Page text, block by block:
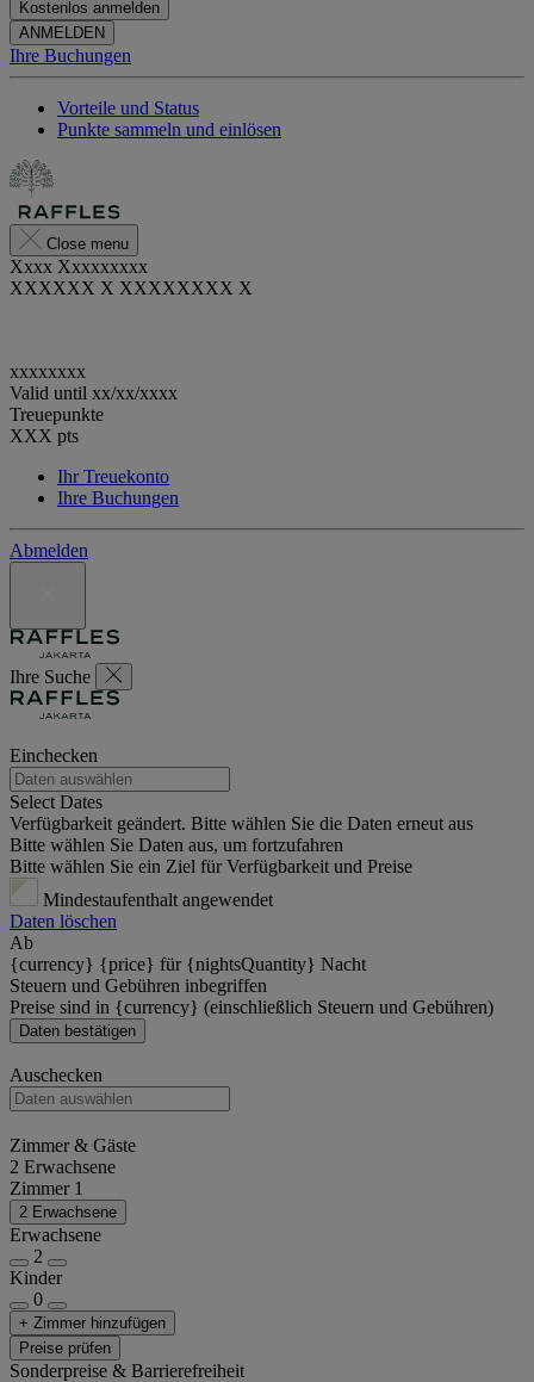
Kostenlos anmelden
ANMELDEN
Ihre Buchungen
Vorteile und Status
Punkte sammeln und einlösen
Close menu
Xxxx Xxxxxxxxx
XXXXXX X XXXXXXXX X
xxxxxxxx
Valid until xx/xx/xxxx
Treuepunkte
XXX pts
Ihr Treuekonto
Ihre Buchungen
Abmelden
Ihre Suche
Einchecken
Select Dates
Verfügbarkeit geändert. Bitte wählen Sie die Daten erneut aus
Bitte wählen Sie Daten aus, um fortzufahren
Bitte wählen Sie ein Ziel für Verfügbarkeit und Preise
Mindestaufenthalt angewendet
Daten löschen
Ab
{currency} {price} für {nightsQuantity} Nacht
Steuern und Gebühren inbegriffen
Preise sind in {currency} (einschließlich Steuern und Gebühren)
Daten bestätigen
Auschecken
Zimmer & Gäste
2 Erwachsene
Zimmer 1
2 Erwachsene
Erwachsene
2
Kinder
0
+ Zimmer hinzufügen
Preise prüfen
Sonderpreise & Barrierefreiheit